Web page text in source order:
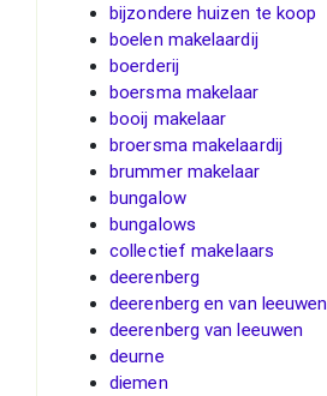
bijzondere huizen te koop
boelen makelaardij
boerderij
boersma makelaar
booij makelaar
broersma makelaardij
brummer makelaar
bungalow
bungalows
collectief makelaars
deerenberg
deerenberg en van leeuwen
deerenberg van leeuwen
deurne
diemen